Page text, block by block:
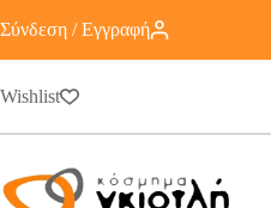
Σύνδεση / Εγγραφή
Wishlist